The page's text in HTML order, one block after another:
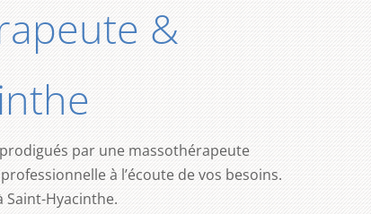
&
par une massothérapeute
à l’écoute de vos besoins.
Hyacinthe.